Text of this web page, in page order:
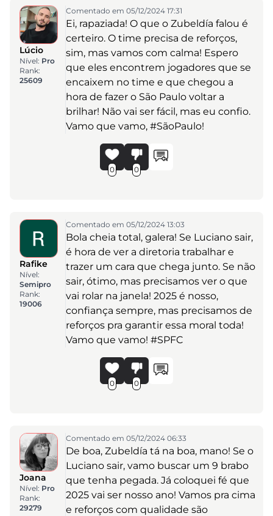
Lúcio
Nível: Pro
Rank:
25609
Comentado em 05/12/2024 17:31
Ei, rapaziada! O que o Zubeldía falou é
certeiro. O time precisa de reforços,
sim, mas vamos com calma! Espero
que eles encontrem jogadores que se
encaixem no time e que chegou a
hora de fazer o São Paulo voltar a
brilhar! Não vai ser fácil, mas eu confio.
Vamo que vamo, #SãoPaulo!
0 0
Rafike
Nível:
Semipro
Rank:
19006
Comentado em 05/12/2024 13:03
Bola cheia total, galera! Se Luciano sair,
é hora de ver a diretoria trabalhar e
trazer um cara que chega junto. Se não
sair, ótimo, mas precisamos ver o que
vai rolar na janela! 2025 é nosso,
confiança sempre, mas precisamos de
reforços pra garantir essa moral toda!
Vamo que vamo! #SPFC
0 0
Joana
Nível: Pro
Rank:
29279
Comentado em 05/12/2024 06:33
De boa, Zubeldía tá na boa, mano! Se o
Luciano sair, vamo buscar um 9 brabo
que tenha pegada. Já coloquei fé que
2025 vai ser nosso ano! Vamos pra cima
e reforços com qualidade são